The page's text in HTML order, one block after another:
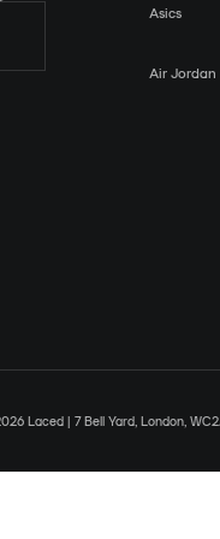
Asics
Air Jordan
Laced | 7 Bell Yard, London,